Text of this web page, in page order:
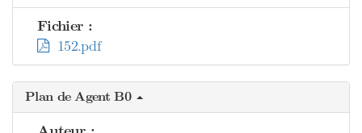
Fichier :
152.pdf
Plan de Agent B0